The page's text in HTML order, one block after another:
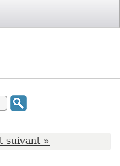
suivant »